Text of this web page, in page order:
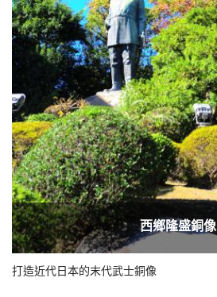
西鄉隆盛銅像
打造近代日本的末代武士銅像